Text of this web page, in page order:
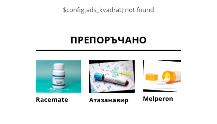
$config[ads_kvadrat] not found
ПРЕПОРЪЧАНО
Racemate Атазанавир Melperon